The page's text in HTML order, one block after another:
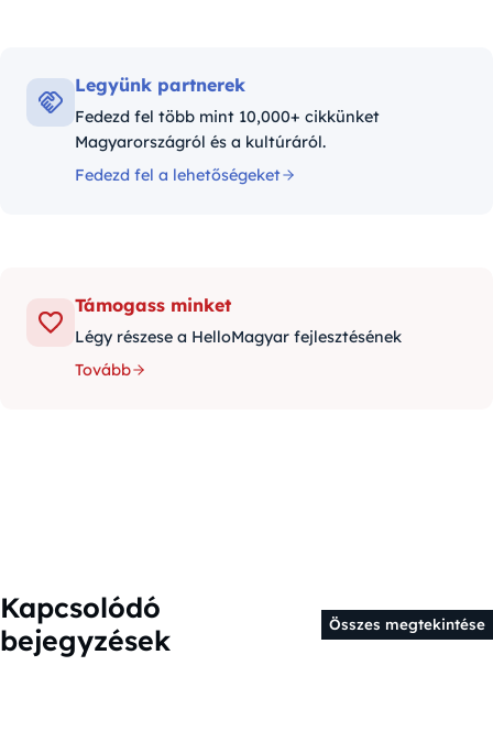
Legyünk partnerek
Fedezd fel több mint 10,000+ cikkünket
Magyarországról és a kultúráról.
Fedezd fel a lehetőségeket
Támogass minket
Légy részese a HelloMagyar fejlesztésének
Tovább
Kapcsolódó
bejegyzések
Összes megtekintése